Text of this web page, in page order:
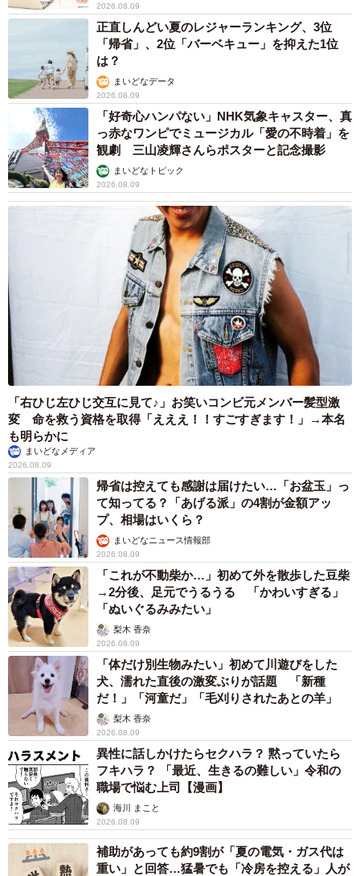
い」と思ってはいるものの、もしかしたら「結婚していな
いかもしれない」というネガティブな未来予想をした結果
となりました。
◇ ◇
【出典】
▽結婚相手紹介サービス「オーネット」調査
2026.08.09
正直しんどい夏のレジャーランキング、3位
「帰省」、2位「バーベキュー」を抑えた1位
は？
まいどなデータ
2026.08.09
「好奇心ハンパない」NHK気象キャスター、真
っ赤なワンピでミュージカル「愛の不時着」を
観劇 三山凌輝さんらポスターと記念撮影
まいどなトピック
2026.08.09
「右ひじ左ひじ交互に見て♪」お笑いコンビ元メンバー髪型激
変 命を救う資格を取得「えええ！！すごすぎます！」→本名
も明らかに
まいどなメディア
2026.08.09
帰省は控えても感謝は届けたい…「お盆玉」っ
て知ってる？「あげる派」の4割が金額アッ
プ、相場はいくら？
まいどなニュース情報部
2026.08.09
「これが不動柴か…」初めて外を散歩した豆柴
→2分後、足元でうるうる 「かわいすぎる」
「ぬいぐるみみたい」
梨木 香奈
2026.08.09
「体だけ別生物みたい」初めて川遊びをした
犬、濡れた直後の激変ぶりが話題 「新種
だ！」「河童だ」「毛刈りされたあとの羊」
梨木 香奈
2026.08.09
異性に話しかけたらセクハラ？ 黙っていたら
フキハラ？ 「最近、生きるの難しい」令和の
職場で悩む上司【漫画】
海川 まこと
2026.08.09
補助があっても約9割が「夏の電気・ガス代は
重い」と回答…猛暑でも「冷房を控える」人が